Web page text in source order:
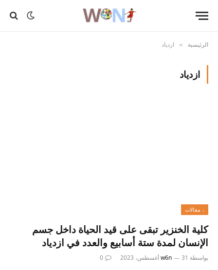
الرئيسية » ازدياد
ازدياد
، مقالات
كلية الخنزير تبقى على قيد الحياة داخل جسم
الإنسان لمدة ستة أسابيع والعدد في ازدياد
بواسطة w6n 31 أغسطس، 2023 0